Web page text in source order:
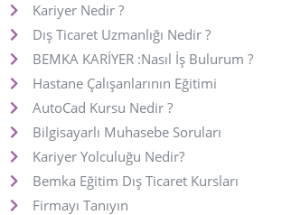
Kariyer Nedir ?
Dış Ticaret Uzmanlığı Nedir ?
BEMKA KARİYER :Nasıl İş Bulurum ?
Hastane Çalışanlarının Eğitimi
AutoCad Kursu Nedir ?
Bilgisayarlı Muhasebe Soruları
Kariyer Yolculuğu Nedir?
Bemka Eğitim Dış Ticaret Kursları
Firmayı Tanıyın